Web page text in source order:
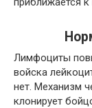
Лимфоциты
войска
нет. Механизм
клонирует